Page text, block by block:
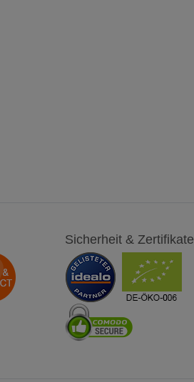
Sicherheit & Zertifikate